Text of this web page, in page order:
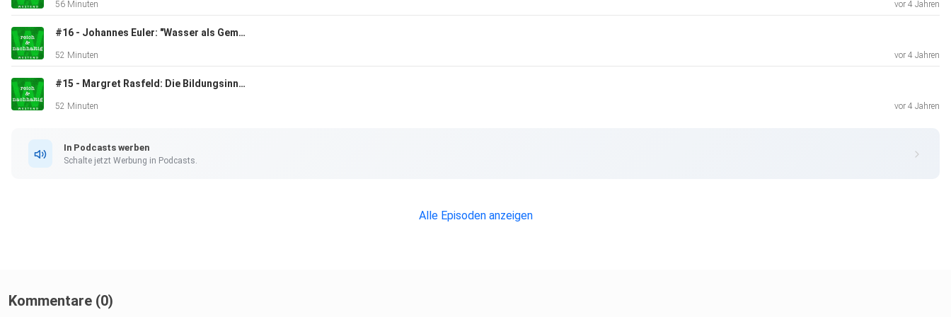
56 Minuten vor 4 Jahren
#16 - Johannes Euler: "Wasser als Gemeinsames"
52 Minuten vor 4 Jahren
#15 - Margret Rasfeld: Die Bildungsinnovatorin
52 Minuten vor 4 Jahren
In Podcasts werben
Schalte jetzt Werbung in Podcasts.
Alle Episoden anzeigen
Kommentare (0)